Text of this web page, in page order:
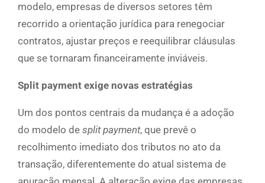
modelo, empresas de diversos setores têm
recorrido a orientação jurídica para renegociar
contratos, ajustar preços e reequilibrar cláusulas
que se tornaram financeiramente inviáveis.
Split payment exige novas estratégias
Um dos pontos centrais da mudança é a adoção
do modelo de split payment, que prevê o
recolhimento imediato dos tributos no ato da
transação, diferentemente do atual sistema de